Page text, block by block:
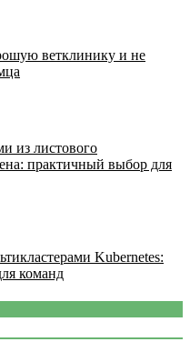
ветклинику и не
из листового
практичный выбор для
Kubernetes:
команд